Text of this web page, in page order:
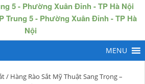
5 - Phường Xuân Đỉnh - TP Hà Nội
Trung 5 - Phường Xuân Đỉnh - TP Hà
Nội
/ Hàng Rào Sắt Mỹ Thuật Sang Trọng –